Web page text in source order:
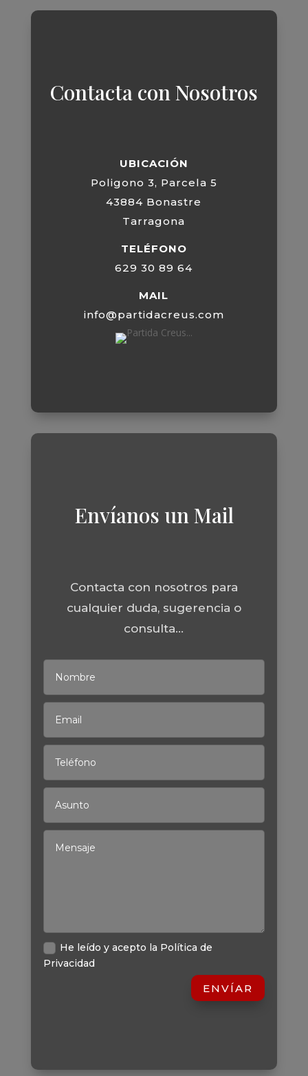
Contacta con Nosotros
UBICACIÓN
Poligono 3, Parcela 5
43884 Bonastre
Tarragona
TELÉFONO
629 30 89 64
MAIL
info@partidacreus.com
Envíanos un Mail
Contacta con nosotros para
cualquier duda, sugerencia o
consulta...
He leído y acepto la Política de
Privacidad
ENVÍAR